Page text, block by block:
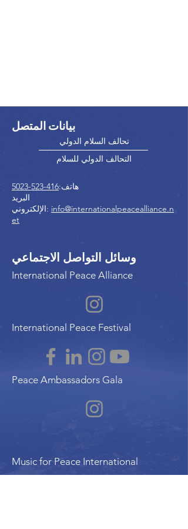
بيانات المتصل
تحالف السلام الدولي
التحالف الدولي للسلام
هاتف:416-523-5023
البريد
الإلكتروني: info@internationalpeacealliance.n
et
وسائل التواصل الاجتماعي
International Peace Alliance
International Peace Festival
Peace Ambassadors Gala
Music for Peace International